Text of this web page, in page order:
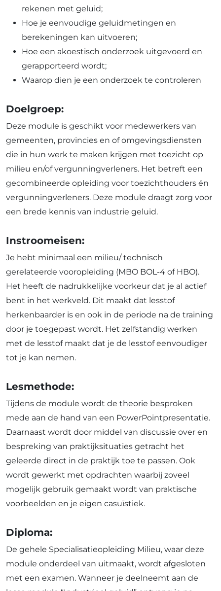
rekenen met geluid;
Hoe je eenvoudige geluidmetingen en
berekeningen kan uitvoeren;
Hoe een akoestisch onderzoek uitgevoerd en
gerapporteerd wordt;
Waarop dien je een onderzoek te controleren
Doelgroep:
Deze module is geschikt voor medewerkers van
gemeenten, provincies en of omgevingsdiensten
die in hun werk te maken krijgen met toezicht op
milieu en/of vergunningverleners. Het betreft een
gecombineerde opleiding voor toezichthouders én
vergunningverleners. Deze module draagt zorg voor
een brede kennis van industrie geluid.
Instroomeisen:
Je hebt minimaal een milieu/ technisch
gerelateerde vooropleiding (MBO BOL-4 of HBO).
Het heeft de nadrukkelijke voorkeur dat je al actief
bent in het werkveld. Dit maakt dat lesstof
herkenbaarder is en ook in de periode na de training
door je toegepast wordt. Het zelfstandig werken
met de lesstof maakt dat je de lesstof eenvoudiger
tot je kan nemen.
Lesmethode:
Tijdens de module wordt de theorie besproken
mede aan de hand van een PowerPointpresentatie.
Daarnaast wordt door middel van discussie over en
bespreking van praktijksituaties getracht het
geleerde direct in de praktijk toe te passen. Ook
wordt gewerkt met opdrachten waarbij zoveel
mogelijk gebruik gemaakt wordt van praktische
voorbeelden en je eigen casuïstiek.
Diploma:
De gehele Specialisatieopleiding Milieu, waar deze
module onderdeel van uitmaakt, wordt afgesloten
met een examen. Wanneer je deelneemt aan de